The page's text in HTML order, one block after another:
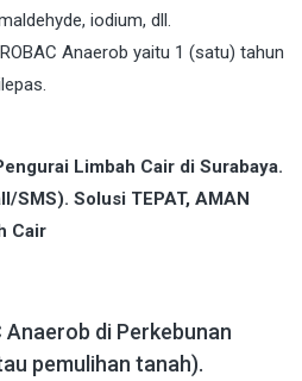
iodium, dll.
Anaerob yaitu 1 (satu) tahun
Limbah Cair di Surabaya.
SMS). Solusi TEPAT, AMAN
Cair
Anaerob di Perkebunan
pemulihan tanah).